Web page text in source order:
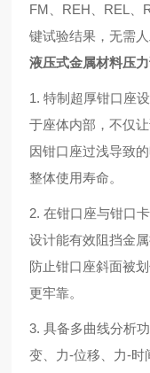
FM、REH、REL、
键试验结果，无需人
液压式金属材料压
1. 特制超厚钳口座
于座体内部，不仅
因钳口座过浅导致
整体使用寿命。
2. 在钳口座与钳口
设计能有效阻挡金
防止钳口座斜面被
更牢靠。
3. 具备多曲线分析
变、力-位移、力-时